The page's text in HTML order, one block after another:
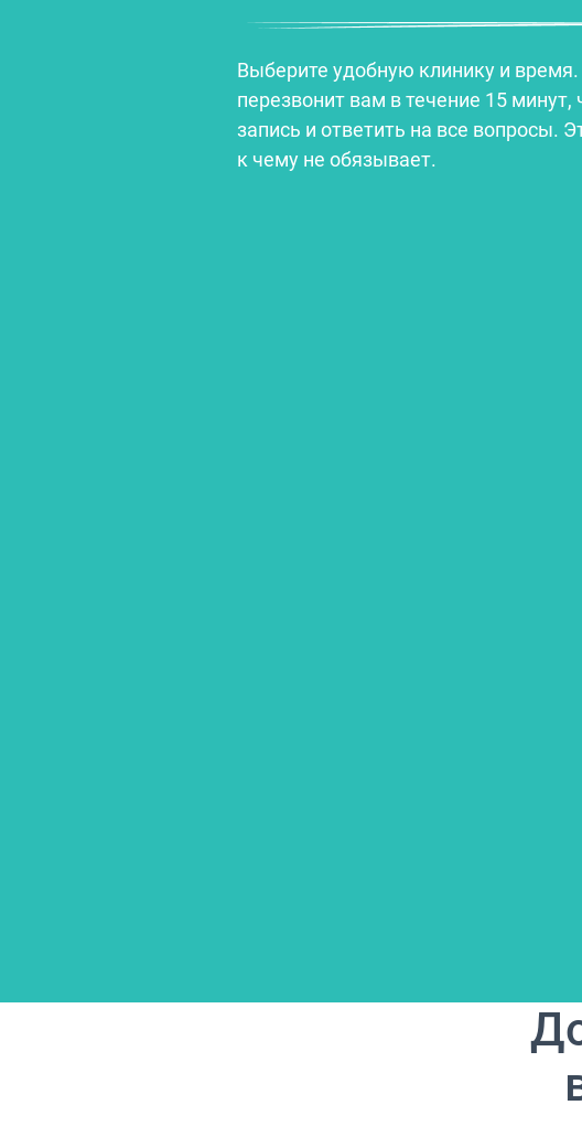
Выберите удобную клинику и
перезвонит вам в течение 15
запись и ответить на все вопросы.
к чему не обязывает.